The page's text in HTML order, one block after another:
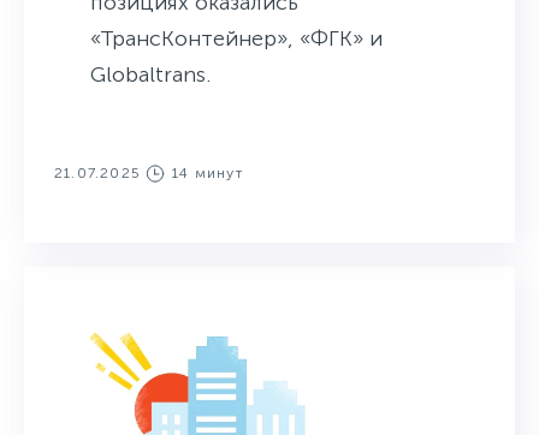
«ТрансКонтейнер», «ФГК» и
Globaltrans.
21.07.2025 14 минут